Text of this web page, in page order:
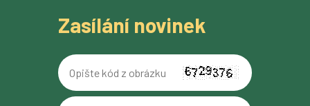
Zasílání novinek
Opište
kód